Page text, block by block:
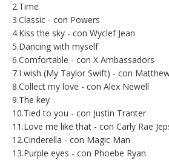
2.Time
3.Classic - con Powers
4.Kiss the sky - con Wyclef Jean
5.Dancing with myself
6.Comfortable - con X Ambassadors
7.I wish (My Taylor Swift) - con
8.Collect my love - con Alex Newell
9.The key
10.Tied to you - con Justin Tranter
11.Love me like that - con Carly Rae
12.Cinderella - con Magic Man
13.Purple eyes - con Phoebe Ryan